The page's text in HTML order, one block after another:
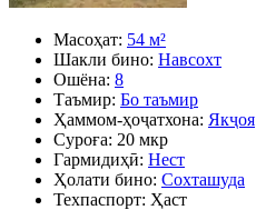
Масоҳат: 54 м²
Шакли бино: Навсохт
Ошёна: 8
Таъмир: Бо таъмир
Ҳаммом-ҳоҷатхона: Якҷоя
Суроға: 20 мкр
Гармидиҳӣ: Нест
Ҳолати бино: Сохташуда
Техпаспорт: Ҳаст